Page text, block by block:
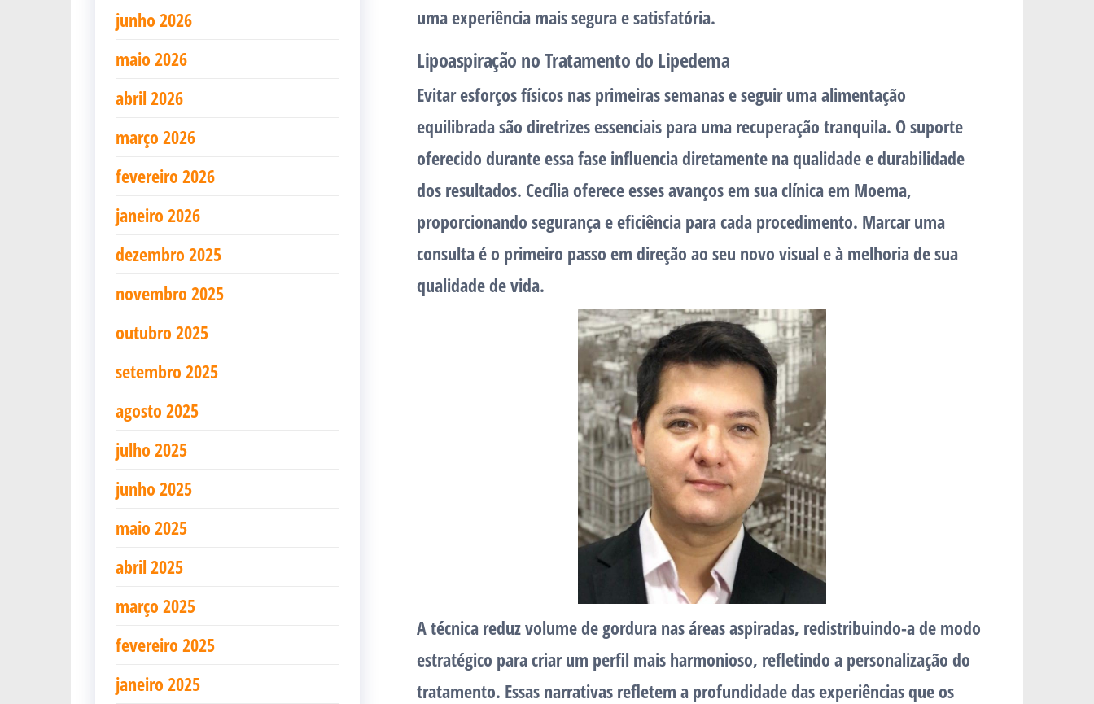
uma experiência mais segura e satisfatória.
Lipoaspiração no Tratamento do Lipedema
Evitar esforços físicos nas primeiras semanas e seguir uma alimentação
equilibrada são diretrizes essenciais para uma recuperação tranquila. O suporte
oferecido durante essa fase influencia diretamente na qualidade e durabilidade
dos resultados. Cecília oferece esses avanços em sua clínica em Moema,
proporcionando segurança e eficiência para cada procedimento. Marcar uma
consulta é o primeiro passo em direção ao seu novo visual e à melhoria de sua
qualidade de vida.
A técnica reduz volume de gordura nas áreas aspiradas, redistribuindo-a de modo
estratégico para criar um perfil mais harmonioso, refletindo a personalização do
tratamento. Essas narrativas refletem a profundidade das experiências que os
junho 2026
maio 2026
abril 2026
março 2026
fevereiro 2026
janeiro 2026
dezembro 2025
novembro 2025
outubro 2025
setembro 2025
agosto 2025
julho 2025
junho 2025
maio 2025
abril 2025
março 2025
fevereiro 2025
janeiro 2025